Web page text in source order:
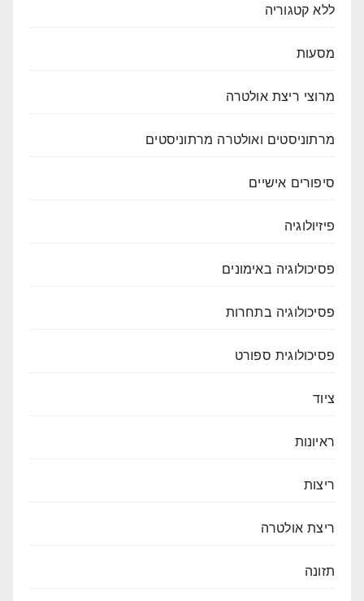
ללא קטגוריה
מסעות
מרוצי ריצת אולטרה
מרתוניסטים ואולטרה מרתוניסטים
סיפורים אישיים
פיזיולוגיה
פסיכולוגיה באימונים
פסיכולוגיה בתחרות
פסיכולוגית ספורט
ציוד
ראיונות
ריצות
ריצת אולטרה
תזונה